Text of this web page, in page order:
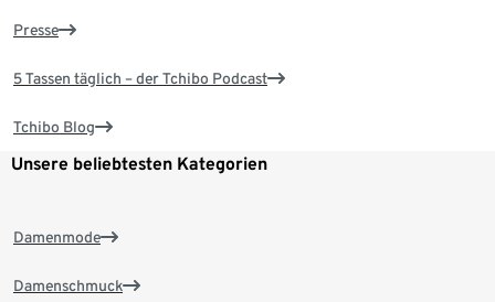
Presse
5 Tassen täglich – der Tchibo Podcast
Tchibo Blog
Unsere beliebtesten Kategorien
Damenmode
Damenschmuck